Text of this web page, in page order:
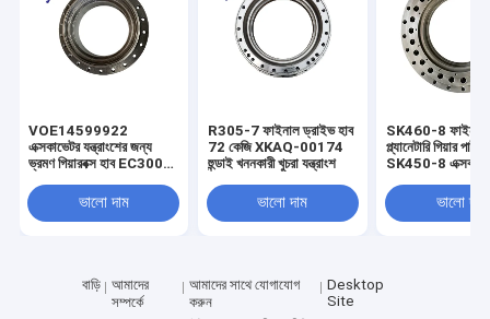
VOE14599922
এক্সকাভেটর যন্ত্রাংশের জন্য
ভ্রমণ গিয়ারবক্স হাব EC300D
ভালো দাম
R305-7 ফাইনাল ড্রাইভ হাব
72 কেজি XKAQ-00174
হুন্ডাই খননকারী খুচরা যন্ত্রাংশ
ভালো দাম
SK460-8 ফাইনাল
প্ল্যানেটারি গিয়ার
SK450-8
ভালো দাম
বাড়ি
আমাদের
সম্পর্কে
আমাদের সাথে যোগাযোগ
করুন
Desktop
Site